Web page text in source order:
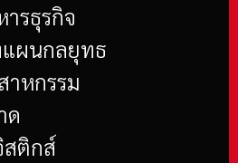
รธุรกิจ
แผนกลยุทธ
าหกรรม
ด
สติกส์